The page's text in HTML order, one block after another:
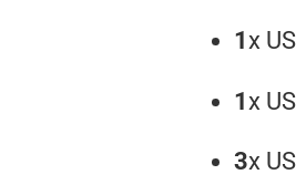
1x
1x
3x